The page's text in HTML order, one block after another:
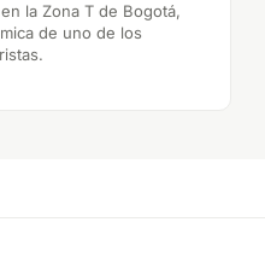
la Zona T de Bogotá,
de uno de los